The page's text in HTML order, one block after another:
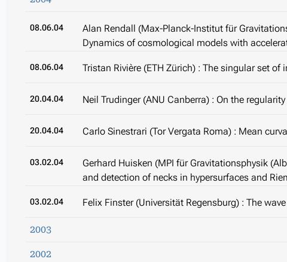
08.06.04
Alan Rendall (Max-Planck-Institut für
Dynamics of cosmological models with
08.06.04 Tristan Rivière (ETH Zürich) : The singular set of
20.04.04 Neil Trudinger (ANU Canberra) : On the
20.04.04 Carlo Sinestrari (Tor Vergata Roma) : Mean
03.02.04
Gerhard Huisken (MPI für Gravitationsphysik
and detection of necks in hypersurfaces and
03.02.04 Felix Finster (Universität Regensburg) : The
2003
2002